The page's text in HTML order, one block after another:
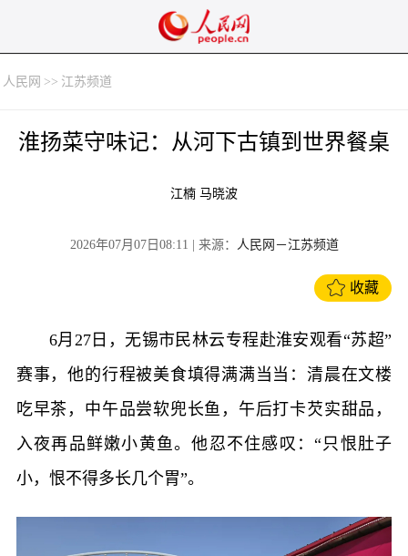
人民网 >> 江苏频道
淮扬菜守味记：从河下古镇到世界餐桌
江楠 马晓波
2026年07月07日08:11 | 来源： 人民网－江苏频道
收藏
6月27日，无锡市民林云专程赴淮安观看“苏超”
赛事，他的行程被美食填得满满当当：清晨在文楼
吃早茶，中午品尝软兜长鱼，午后打卡芡实甜品，
入夜再品鲜嫩小黄鱼。他忍不住感叹：“只恨肚子
小，恨不得多长几个胃”。